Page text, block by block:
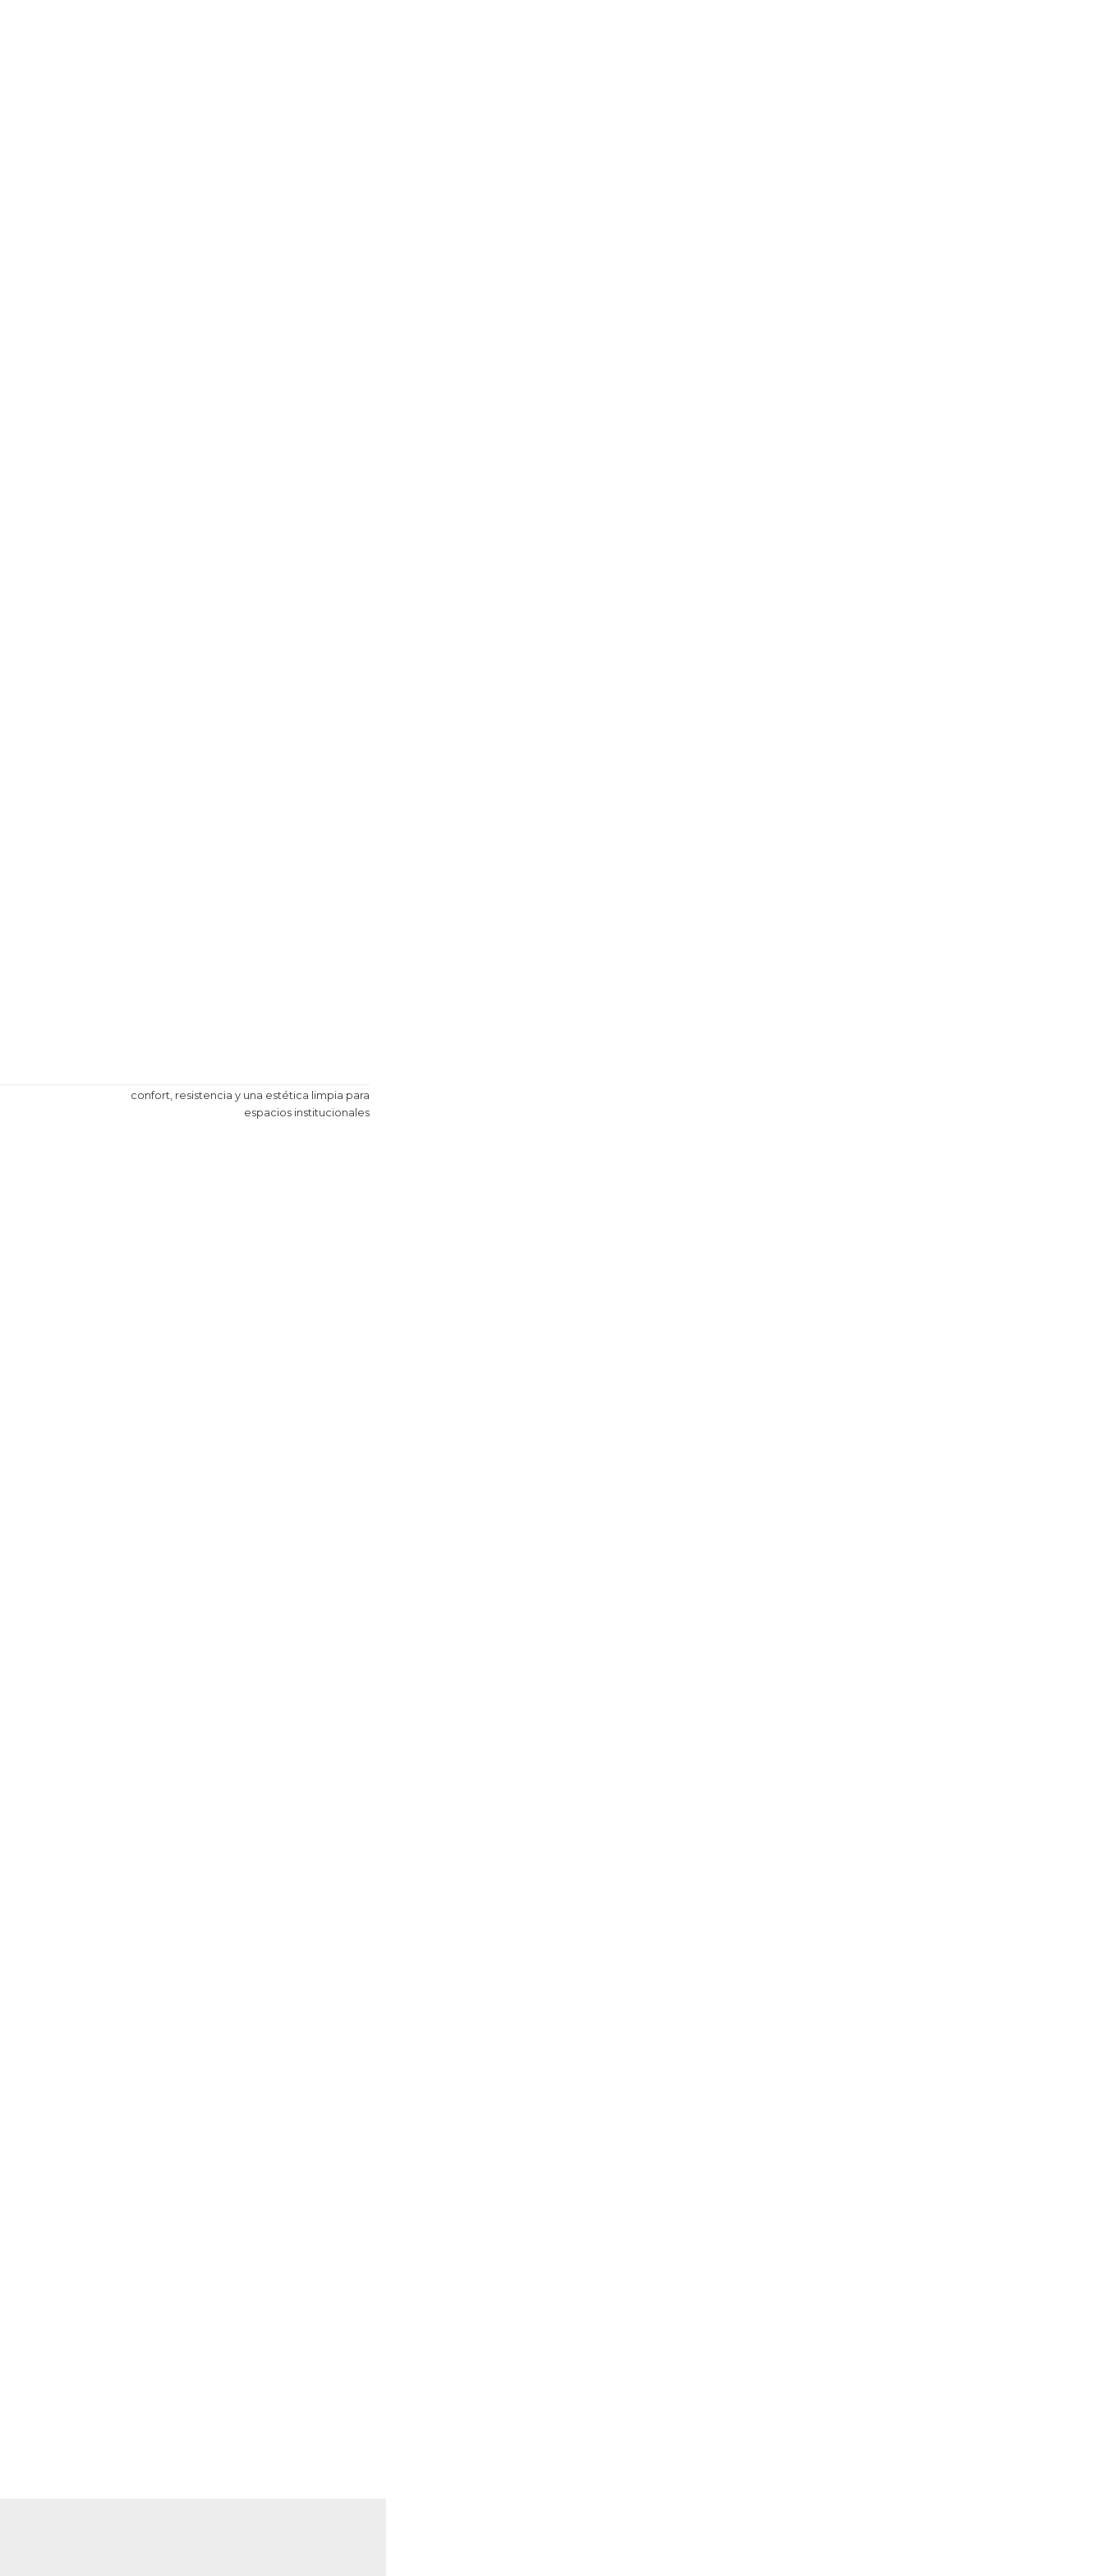
confort, resistencia y una estética limpia para
espacios institucionales